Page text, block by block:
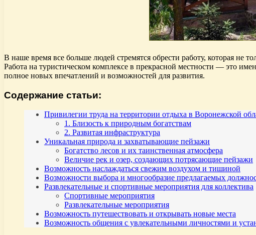
В наше время все больше людей стремятся обрести работу, которая не
Работа на туристическом комплексе в прекрасной местности — это
полное новых впечатлений и возможностей для развития.
Содержание статьи:
Привилегии труда на территории отдыха в Воронежской
1. Близость к природным богатствам
2. Развитая инфраструктура
Уникальная природа и захватывающие пейзажи
Богатство лесов и их таинственная атмосфера
Величие рек и озер, создающих потрясающие пейзажи
Возможность наслаждаться свежим воздухом и тишиной
Возможности выбора и многообразие предлагаемых
Развлекательные и спортивные мероприятия для коллектива
Спортивные мероприятия
Развлекательные мероприятия
Возможность путешествовать и открывать новые места
Возможность общения с увлекательными личностями и